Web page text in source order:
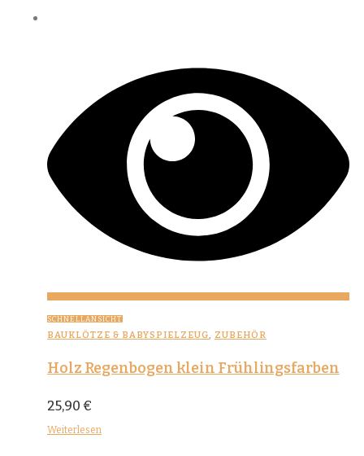
SCHNELLANSICHT
BAUKLÖTZE & BABYSPIELZEUG, ZUBEHÖR
Holz Regenbogen klein Frühlingsfarben
25,90 €
Weiterlesen